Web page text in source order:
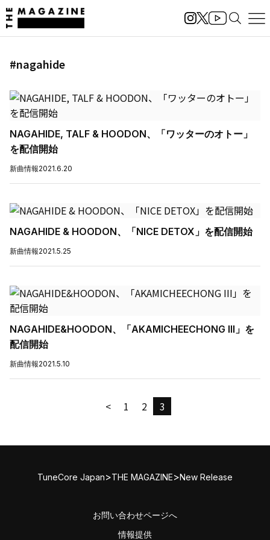
#nagahide
NAGAHIDE, TALF & HOODON、「ワッターのオトー」
を配信開始
新曲情報2021.6.20
NAGAHIDE & HOODON、「NICE DETOX」を配信開始
新曲情報2021.5.25
NAGAHIDE&HOODON、「AKAMICHEECHONG III」を
配信開始
新曲情報2021.5.10
< 1 2 3
TuneCore Japan>THE MAGAZINE>New Release
お問い合わせページへ
情報提供